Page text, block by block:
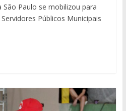
São Paulo se mobilizou para
Públicos Municipais